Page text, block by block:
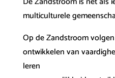
multiculturele
Op de Zandstroom
ontwikkelen van
leren